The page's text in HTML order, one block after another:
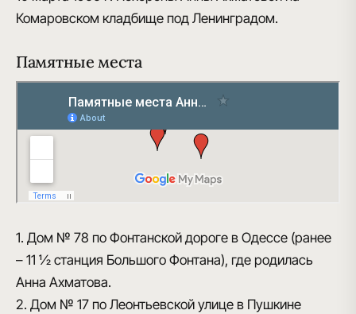
Комаровском кладбище под Ленинградом.
Памятные места
1. Дом № 78 по Фонтанской дороге в Одессе (ранее
– 11 ½ станция Большого Фонтана), где родилась
Анна Ахматова.
2. Дом № 17 по Леонтьевской улице в Пушкине